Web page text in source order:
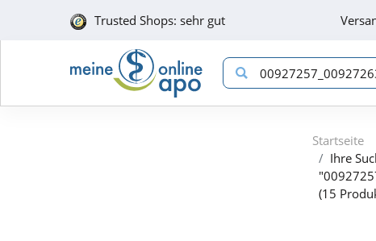
Trusted Shops: sehr gut
Startseite
Ihre
(15